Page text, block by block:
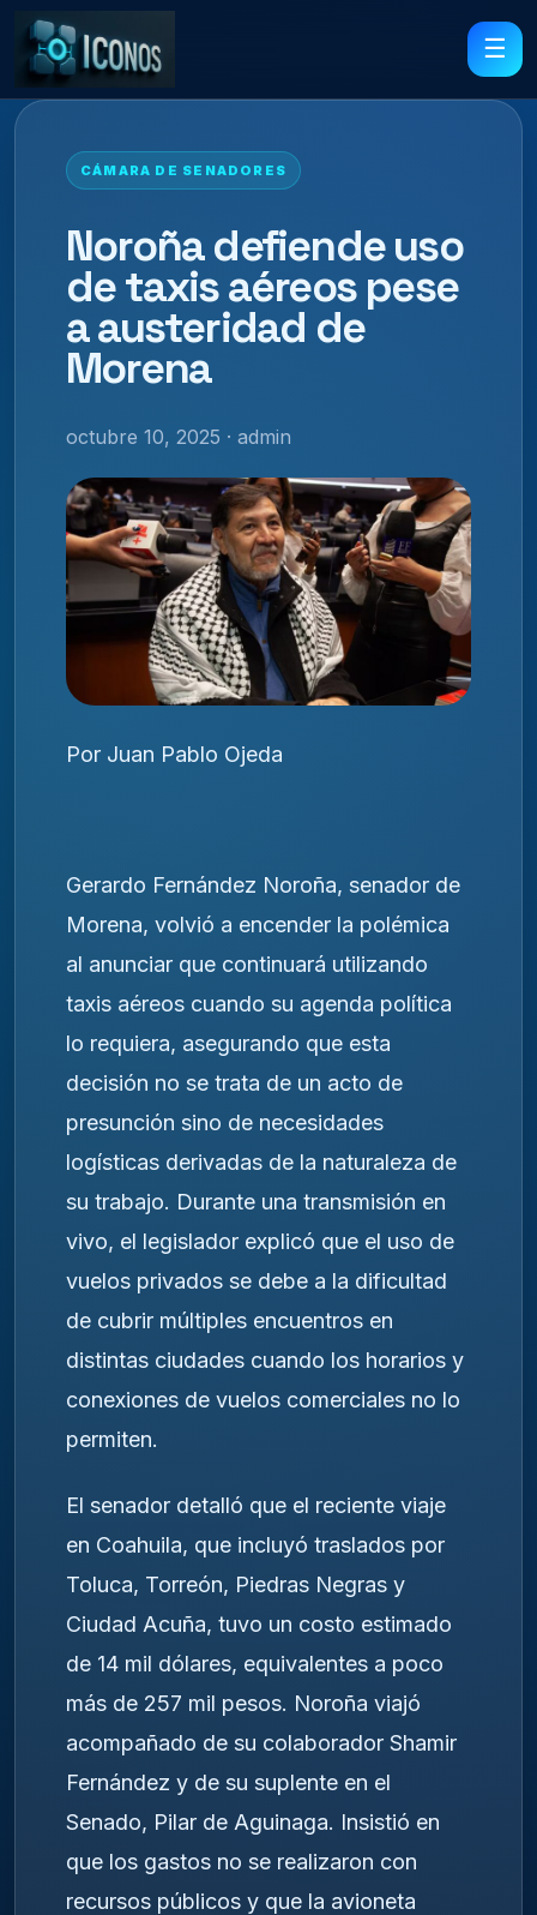
☰
CÁMARA DE SENADORES
Noroña defiende uso
de taxis aéreos pese
a austeridad de
Morena
octubre 10, 2025 · admin
Por Juan Pablo Ojeda
Gerardo Fernández Noroña, senador de
Morena, volvió a encender la polémica
al anunciar que continuará utilizando
taxis aéreos cuando su agenda política
lo requiera, asegurando que esta
decisión no se trata de un acto de
presunción sino de necesidades
logísticas derivadas de la naturaleza de
su trabajo. Durante una transmisión en
vivo, el legislador explicó que el uso de
vuelos privados se debe a la dificultad
de cubrir múltiples encuentros en
distintas ciudades cuando los horarios y
conexiones de vuelos comerciales no lo
permiten.
El senador detalló que el reciente viaje
en Coahuila, que incluyó traslados por
Toluca, Torreón, Piedras Negras y
Ciudad Acuña, tuvo un costo estimado
de 14 mil dólares, equivalentes a poco
más de 257 mil pesos. Noroña viajó
acompañado de su colaborador Shamir
Fernández y de su suplente en el
Senado, Pilar de Aguinaga. Insistió en
que los gastos no se realizaron con
recursos públicos y que la avioneta